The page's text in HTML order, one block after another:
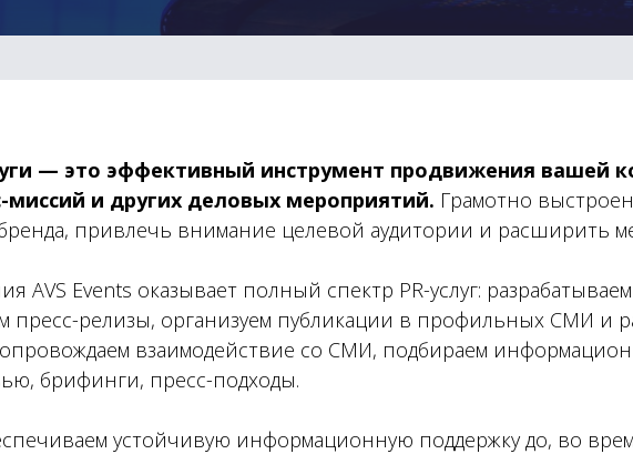
— это эффективный инструмент продвижения вашей
миссий и других деловых мероприятий. Грамотно
привлечь внимание целевой аудитории и расширить
AVS Events оказывает полный спектр PR-услуг:
пресс-релизы, организуем публикации в профильных СМИ и
взаимодействие со СМИ, подбираем
брифинги, пресс-подходы.
устойчивую информационную поддержку до, во